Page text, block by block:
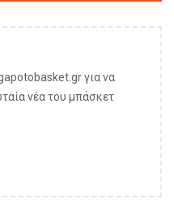
για να
νέα του μπάσκετ